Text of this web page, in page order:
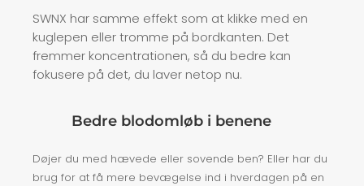
SWNX har samme effekt som at klikke med en
kuglepen eller tromme på bordkanten. Det
fremmer koncentrationen, så du bedre kan
fokusere på det, du laver netop nu.
Bedre blodomløb i benene
Døjer du med hævede eller sovende ben? Eller har du
brug for at få mere bevægelse ind i hverdagen på en